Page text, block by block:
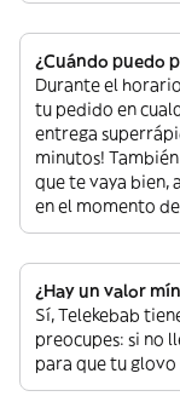
¿Cuándo puedo
Durante el
tu pedido en
entrega
minutos!
que te vaya bien,
en el momento
¿Hay un valor
Sí, Telekebab
preocupes: si no
para que tu